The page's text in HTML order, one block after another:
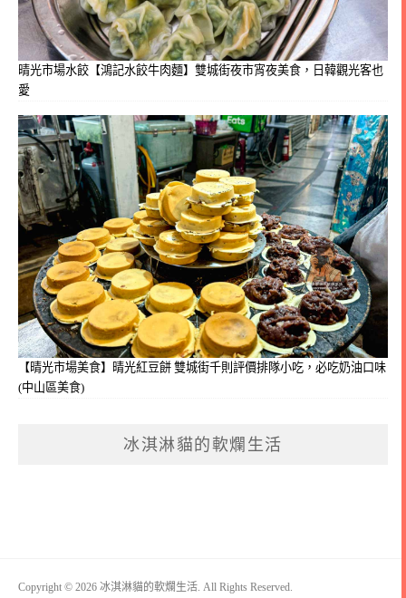
晴光市場水餃【鴻記水餃牛肉麵】雙城街夜市宵夜美食，日韓觀光客也
愛
【晴光市場美食】晴光紅豆餅 雙城街千則評價排隊小吃，必吃奶油口味
(中山區美食)
冰淇淋貓的軟爛生活
Copyright © 2026 冰淇淋貓的軟爛生活. All Rights Reserved.